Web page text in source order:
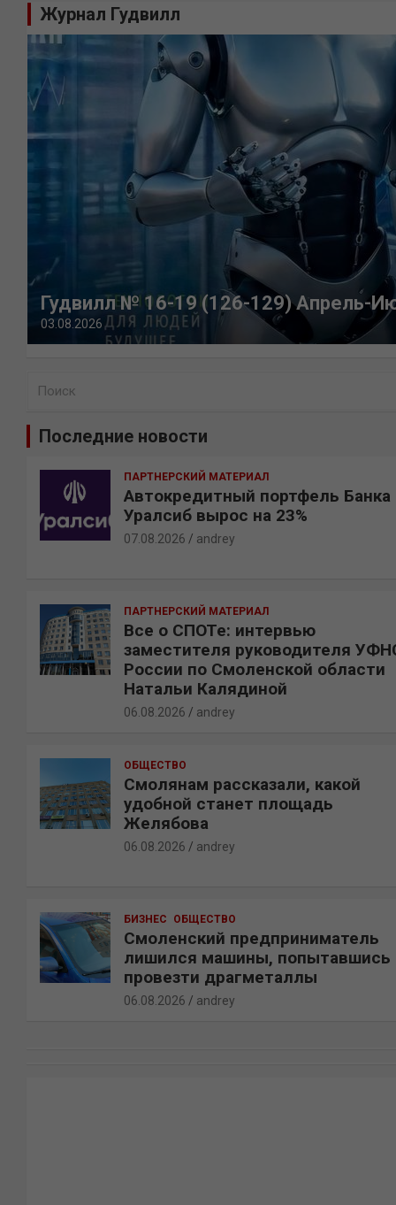
Журнал Гудвилл
Гудвилл № 16-19 (126-129) Апрель-
03.08.2026
Последние новости
ПАРТНЕРСКИЙ МАТЕРИАЛ
Автокредитный портфель Банка
Уралсиб вырос на 23%
07.08.2026 andrey
ПАРТНЕРСКИЙ МАТЕРИАЛ
Все о СПОТе: интервью
заместителя руководителя
России по Смоленской области
Натальи Калядиной
06.08.2026 andrey
ОБЩЕСТВО
Смолянам рассказали, какой
удобной станет площадь
Желябова
06.08.2026 andrey
БИЗНЕС ОБЩЕСТВО
Смоленский предприниматель
лишился машины, попытавшись
провезти драгметаллы
06.08.2026 andrey